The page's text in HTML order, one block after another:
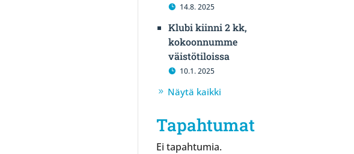
14.8. 2025
Klubi kiinni 2 kk,
kokoonnumme
väistötiloissa
10.1. 2025
Näytä kaikki
Tapahtumat
Ei tapahtumia.